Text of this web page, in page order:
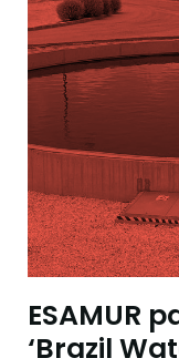
ESAMUR
‘Brazil